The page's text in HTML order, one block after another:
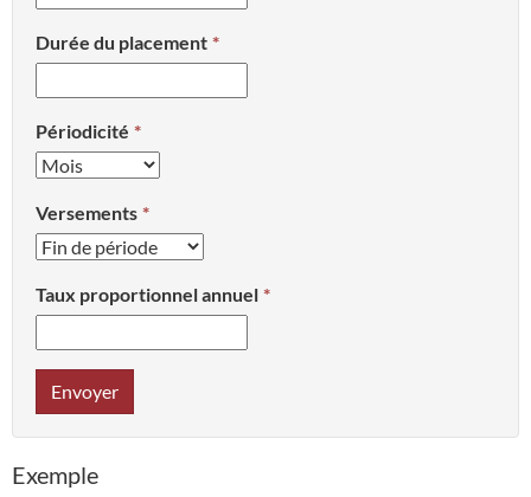
Durée du placement
Périodicité
Versements
Taux proportionnel annuel
Envoyer
Exemple